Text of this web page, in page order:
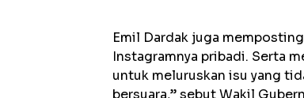
Emil Dardak juga
Instagramnya pribadi. Serta
untuk meluruskan isu yang
bersuara,” sebut Wakil